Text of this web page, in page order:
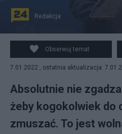
Barbara Nowak. Fot. PAP/Art
Redakcja
Obserwuj temat
7.01.2022 , ostatnia aktualizacja:
Absolutnie nie
żeby kogokolwiek do
zmuszać. To jest